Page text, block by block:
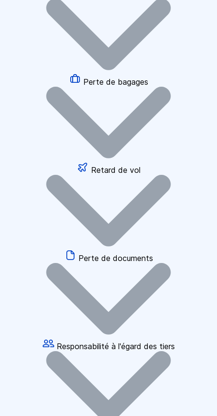
Perte de bagages
Retard de vol
Perte de documents
Responsabilité à l'égard des tiers